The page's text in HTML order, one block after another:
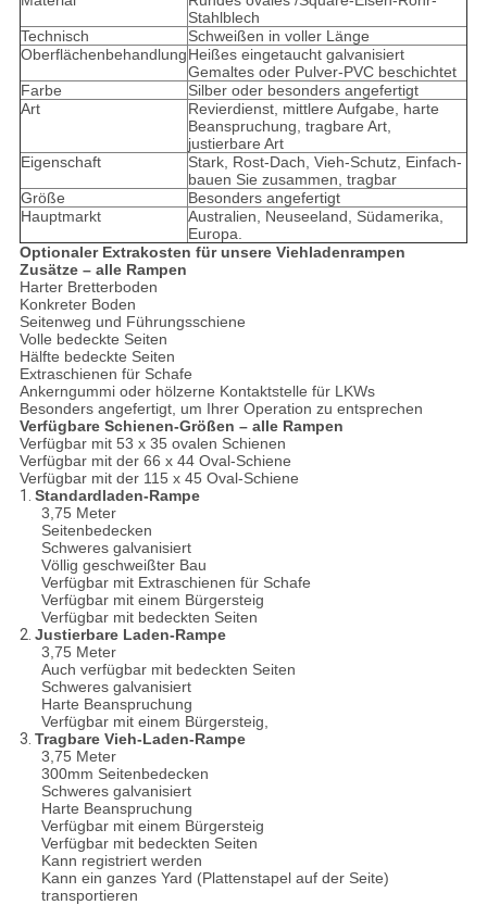
Stahlblech
Technisch
Schweißen in voller Länge
OberflächenbehandlungHeißes eingetaucht galvanisiert
Gemaltes oder Pulver-PVC beschichtet
Farbe
Silber oder besonders angefertigt
Art
Revierdienst, mittlere Aufgabe, harte
Beanspruchung, tragbare Art,
justierbare Art
Eigenschaft
Stark, Rost-Dach, Vieh-Schutz, Einfach-
bauen Sie zusammen, tragbar
Größe
Besonders angefertigt
Hauptmarkt
Australien, Neuseeland, Südamerika,
Europa.
Optionaler Extrakosten für unsere Viehladenrampen
Zusätze – alle Rampen
Harter Bretterboden
Konkreter Boden
Seitenweg und Führungsschiene
Volle bedeckte Seiten
Hälfte bedeckte Seiten
Extraschienen für Schafe
Ankerngummi oder hölzerne Kontaktstelle für LKWs
Besonders angefertigt, um Ihrer Operation zu entsprechen
Verfügbare Schienen-Größen – alle Rampen
Verfügbar mit 53 x 35 ovalen Schienen
Verfügbar mit der 66 x 44 Oval-Schiene
Verfügbar mit der 115 x 45 Oval-Schiene
1. Standardladen-Rampe
3,75 Meter
Seitenbedecken
Schweres galvanisiert
Völlig geschweißter Bau
Verfügbar mit Extraschienen für Schafe
Verfügbar mit einem Bürgersteig
Verfügbar mit bedeckten Seiten
2. Justierbare Laden-Rampe
3,75 Meter
Auch verfügbar mit bedeckten Seiten
Schweres galvanisiert
Harte Beanspruchung
Verfügbar mit einem Bürgersteig,
3. Tragbare Vieh-Laden-Rampe
3,75 Meter
300mm Seitenbedecken
Schweres galvanisiert
Harte Beanspruchung
Verfügbar mit einem Bürgersteig
Verfügbar mit bedeckten Seiten
Kann registriert werden
Kann ein ganzes Yard (Plattenstapel auf der Seite)
transportieren